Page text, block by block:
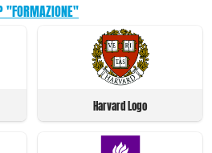
"FORMAZIONE"
Harvard Logo